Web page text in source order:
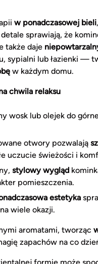
w ponadczasowej bieli
sprawiają, że
także daje
sypialni lub łazienki —
w każdym domu.
chwila relaksu
wosk lub olejek do
otwory pozwalają
uczucie świeżości i
stylowy wygląd
pomieszczenia.
estetyka
wiele okazji.
aromatami, tworząc
zapachów na co